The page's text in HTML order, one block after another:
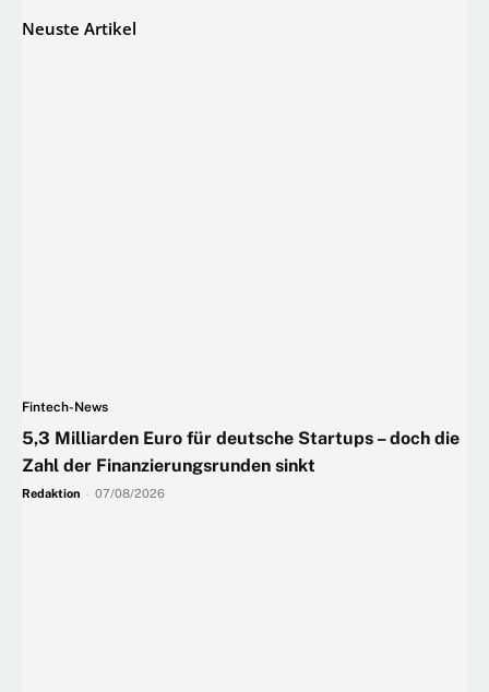
Neuste Artikel
Fintech-News
5,3 Milliarden Euro für deutsche Startups – doch die
Zahl der Finanzierungsrunden sinkt
Redaktion 07/08/2026